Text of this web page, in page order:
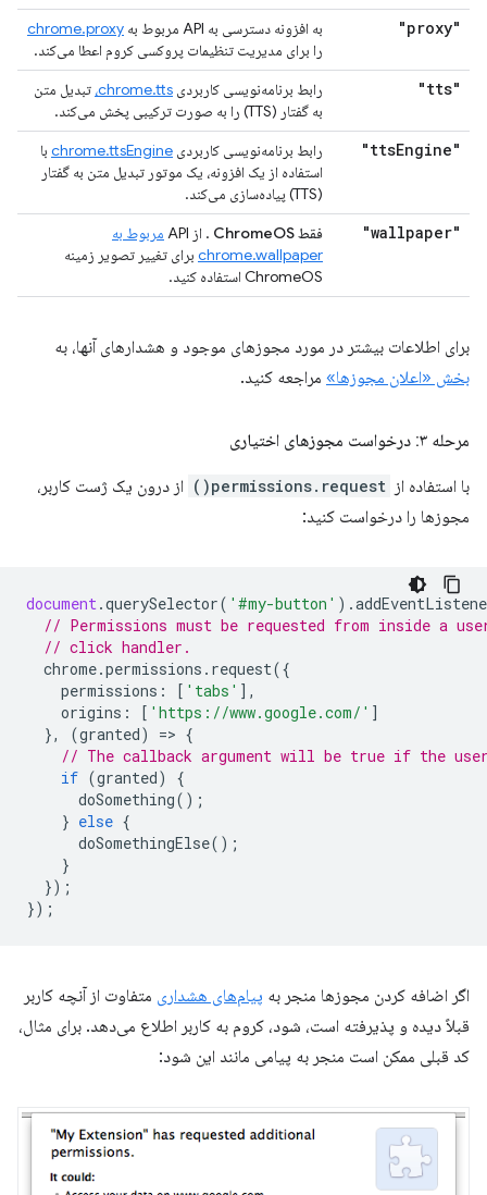
"proxy" به افزونه دسترسی به API مربوط به
chrome.proxy
را برای مدیریت تنظیمات پروکسی کروم اعطا می‌کند.
"tts" رابط برنامه‌نویسی کاربردی chrome.tts، تبدیل متن
به گفتار (TTS) را به صورت ترکیبی پخش می‌کند.
"tts
Engine" رابط برنامه‌نویسی کاربردی chrome.ttsEngine با
استفاده از یک افزونه، یک موتور تبدیل متن به گفتار
(TTS) پیاده‌سازی می‌کند.
"wallpaper" فقط ChromeOS . از API
مربوط به
chrome.wallpaper برای تغییر تصویر زمینه
ChromeOS استفاده کنید.
برای اطلاعات بیشتر در مورد مجوزهای موجود و هشدارهای آنها، به
بخش «اعلان مجوزها» مراجعه کنید.
مرحله ۳: درخواست مجوزهای اختیاری
با استفاده از permissions.request()
از درون یک ژست کاربر،
مجوزها را درخواست کنید:
document.querySelector( '#my-button' ).
// Permissions must be requested from inside a
// click handler.
chrome.permissions . request({
permissions : [ 'tabs' ],
origins : [ 'https://www.google.com/' ]
},
(granted) => {
// The callback argument will be true if the
if (granted)
{
doSomething();
} else {
doSomethingElse();
}
});
});
اگر اضافه کردن مجوزها منجر به پیام‌های هشداری متفاوت از آنچه کاربر
قبلاً دیده و پذیرفته است، شود، کروم به کاربر اطلاع می‌دهد. برای مثال،
کد قبلی ممکن است منجر به پیامی مانند این شود: